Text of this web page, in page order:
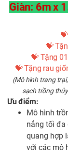
Giàn: 6m x
💝
💝 Tặng
💝 Tặng rau
(Mô hình trang
sạch trồng
Ưu điểm:
Mô hình
nắng tối đa
quang hợp
với các mô